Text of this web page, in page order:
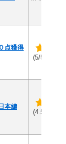
点獲得
(5/5)
本編
(4.5/5)